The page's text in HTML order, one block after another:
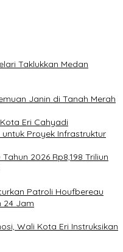
Taklukkan Medan
Janin di Tanah Merah
Eri Cahyadi
Proyek Infrastruktur
2026 Rp8,198 Triliun
Patroli Houfbereau
24 Jam
Wali Kota Eri Instruksikan